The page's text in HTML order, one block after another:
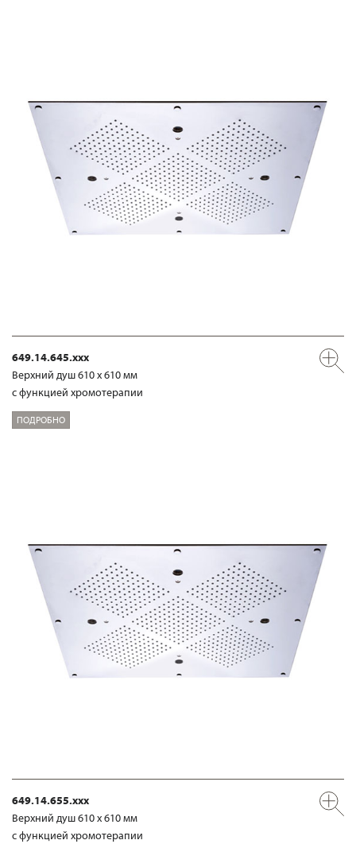
649.14.645.xxx
Верхний душ 610 х 610 мм
с функцией хромотерапии
ПОДРОБНО
649.14.655.xxx
Верхний душ 610 х 610 мм
с функцией хромотерапии